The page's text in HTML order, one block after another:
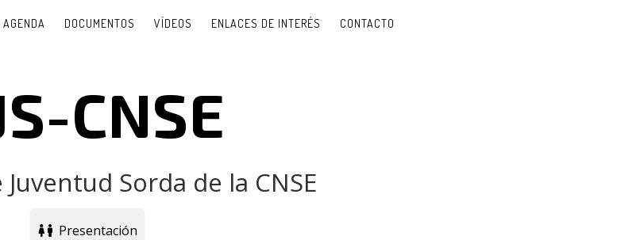
AGENDA DOCUMENTOS VÍDEOS ENLACES DE INTERÉS CONTACTO
CNSE
Sorda de la CNSE
Presentación